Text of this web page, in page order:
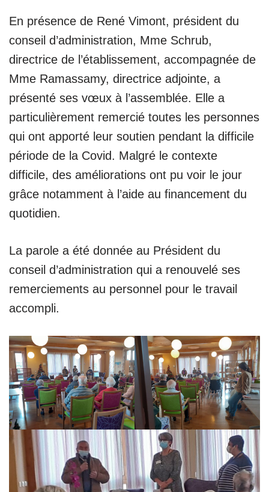
En présence de René Vimont, président du
conseil d’administration, Mme Schrub,
directrice de l’établissement, accompagnée de
Mme Ramassamy, directrice adjointe, a
présenté ses vœux à l’assemblée. Elle a
particulièrement remercié toutes les personnes
qui ont apporté leur soutien pendant la difficile
période de la Covid. Malgré le contexte
difficile, des améliorations ont pu voir le jour
grâce notamment à l’aide au financement du
quotidien.
La parole a été donnée au Président du
conseil d’administration qui a renouvelé ses
remerciements au personnel pour le travail
accompli.